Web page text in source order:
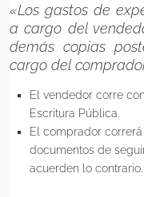
«Los gastos de
a cargo del
demás copias
cargo del
El vendedor corre
Escritura Pública.
El comprador
documentos de
acuerden lo contrario.